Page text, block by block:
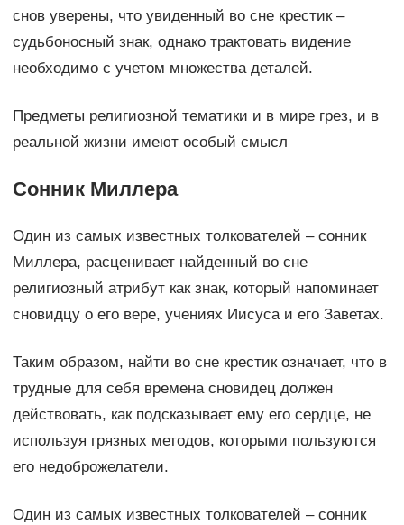
снов уверены, что увиденный во сне крестик –
судьбоносный знак, однако трактовать видение
необходимо с учетом множества деталей.
Предметы религиозной тематики и в мире грез, и в
реальной жизни имеют особый смысл
Сонник Миллера
Один из самых известных толкователей – сонник
Миллера, расценивает найденный во сне
религиозный атрибут как знак, который напоминает
сновидцу о его вере, учениях Иисуса и его Заветах.
Таким образом, найти во сне крестик означает, что в
трудные для себя времена сновидец должен
действовать, как подсказывает ему его сердце, не
используя грязных методов, которыми пользуются
его недоброжелатели.
Один из самых известных толкователей – сонник